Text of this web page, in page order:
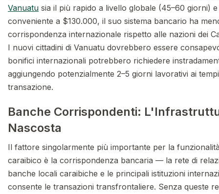
Vanuatu sia il più rapido a livello globale (45–60 giorni)
conveniente a $130.000, il suo sistema bancario ha
corrispondenza internazionale rispetto alle nazioni dei
I nuovi cittadini di Vanuatu dovrebbero essere
bonifici internazionali potrebbero richiedere
aggiungendo potenzialmente 2–5 giorni lavorativi ai
transazione.
Banche Corrispondenti:
Nascosta
Il fattore singolarmente più importante per la
caraibico è la corrispondenza bancaria — la rete di
banche locali caraibiche e le principali istituzioni
consente le transazioni transfrontaliere. Senza queste